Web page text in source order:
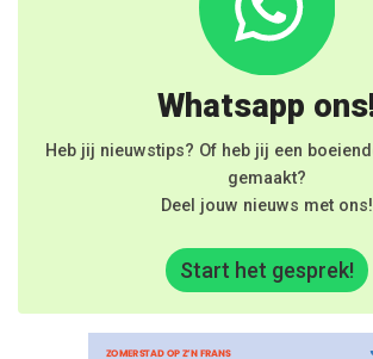
Whatsapp
Heb jij nieuwstips? Of heb jij een
gemaakt?
Deel jouw nieuws met ons!
Start het gesprek!